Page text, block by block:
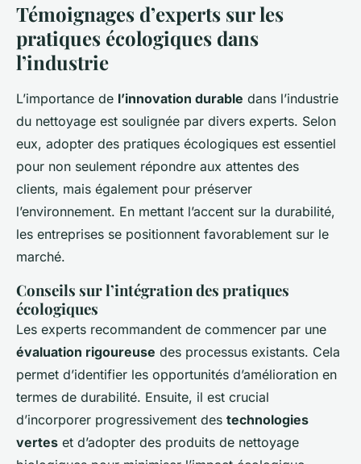
Témoignages d’experts sur les
pratiques écologiques dans
l’industrie
L’importance de l’innovation durable dans l’industrie
du nettoyage est soulignée par divers experts. Selon
eux, adopter des pratiques écologiques est essentiel
pour non seulement répondre aux attentes des
clients, mais également pour préserver
l’environnement. En mettant l’accent sur la durabilité,
les entreprises se positionnent favorablement sur le
marché.
Conseils sur l’intégration des pratiques
écologiques
Les experts recommandent de commencer par une
évaluation rigoureuse des processus existants. Cela
permet d’identifier les opportunités d’amélioration en
termes de durabilité. Ensuite, il est crucial
d’incorporer progressivement des technologies
vertes et d’adopter des produits de nettoyage